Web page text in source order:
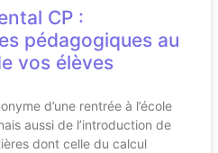
CP :
pédagogiques au
vos élèves
d’une rentrée à l’école
aussi de l’introduction de
dont celle du calcul